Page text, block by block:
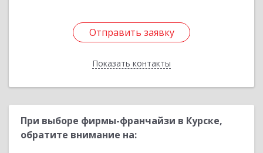
Отправить заявку
Показать контакты
Отправить заявку
Назад
При выборе фирмы-франчайзи в Курске,
обратите внимание на: